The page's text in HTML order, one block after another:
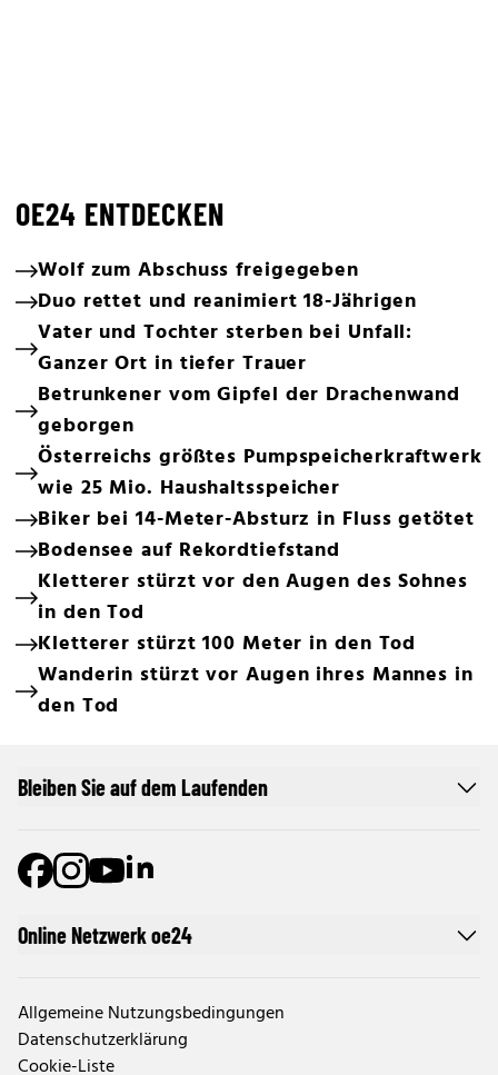
OE24 ENTDECKEN
Wolf zum Abschuss freigegeben
Duo rettet und reanimiert 18-Jährigen
Vater und Tochter sterben bei Unfall:
Ganzer Ort in tiefer Trauer
Betrunkener vom Gipfel der Drachenwand
geborgen
Österreichs größtes Pumpspeicherkraftwerk
wie 25 Mio. Haushaltsspeicher
Biker bei 14-Meter-Absturz in Fluss getötet
Bodensee auf Rekordtiefstand
Kletterer stürzt vor den Augen des Sohnes
in den Tod
Kletterer stürzt 100 Meter in den Tod
Wanderin stürzt vor Augen ihres Mannes in
den Tod
Online Netzwerk oe24
Allgemeine Nutzungsbedingungen
Datenschutzerklärung
Cookie-Liste
Bleiben Sie auf dem Laufenden